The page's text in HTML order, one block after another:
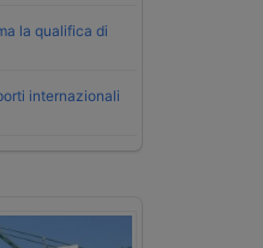
la qualifica di
internazionali